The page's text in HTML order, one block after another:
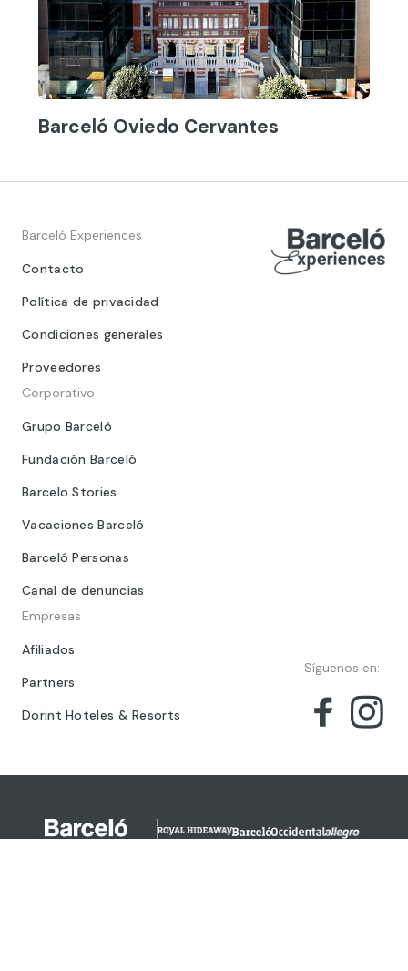
Barceló Oviedo Cervantes
Barceló Experiences
Contacto
Política de privacidad
Condiciones generales
Proveedores
Corporativo
Grupo Barceló
Fundación Barceló
Barcelo Stories
Vacaciones Barceló
Barceló Personas
Canal de denuncias
Empresas
Afiliados
Partners
Dorint Hoteles & Resorts
Síguenos en: